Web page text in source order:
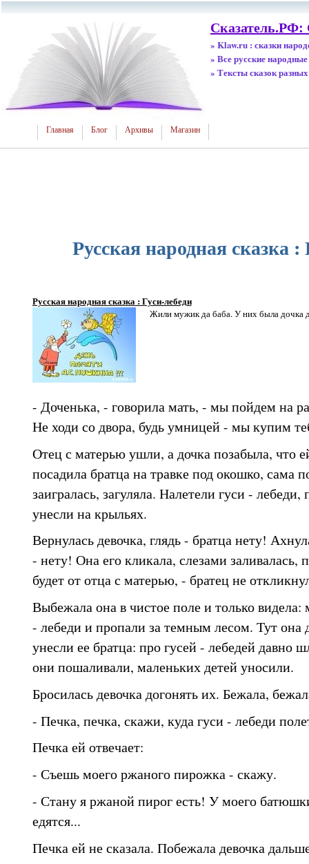
Сказатель.РФ:
» Klaw.ru : сказки
» Все русские народные
» Тексты сказок
Главная Блог Архивы Магазин
Русская народная сказка :
Русская народная сказка : Гуси-лебеди
Жили мужик да баба. У них была дочка
- Доченька, - говорила мать, - мы пойдем на
Не ходи со двора, будь умницей - мы купим
Отец с матерью ушли, а дочка позабыла, что
посадила братца на травке под окошко, сама
заигралась, загуляла. Налетели гуси -
унесли на крыльях.
Вернулась девочка, глядь - братца нету!
- нету! Она его кликала, слезами заливалась,
будет от отца с матерью, - братец не
Выбежала она в чистое поле и только видела:
- лебеди и пропали за темным лесом. Тут она
унесли ее братца: про гусей - лебедей давно
они пошаливали, маленьких детей уносили.
Бросилась девочка догонять их. Бежала,
- Печка, печка, скажи, куда гуси - лебеди
Печка ей отвечает:
- Съешь моего ржаного пирожка - скажу.
- Стану я ржаной пирог есть! У моего
едятся...
Печка ей не сказала. Побежала девочка